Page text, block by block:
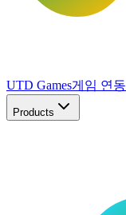
UTD Games게임 연동
Products